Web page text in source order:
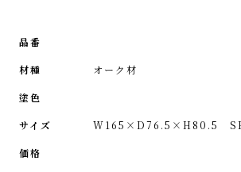
品番
材種 オーク材
塗色
サイズ W165×D76.5×H80.5
価格